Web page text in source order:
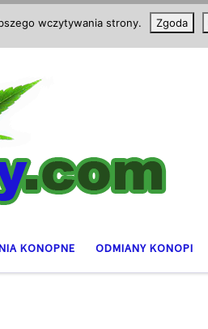
KONOPNE ODMIANY KONOPI
wczytywania strony. Zgoda